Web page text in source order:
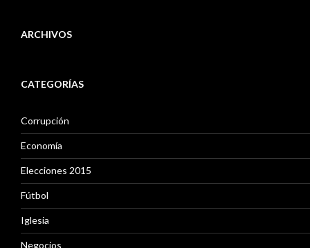
ARCHIVOS
c
v
o
s
CATEGORÍAS
Corrupción
Economía
Elecciones 2015
Fútbol
Iglesia
Negocios